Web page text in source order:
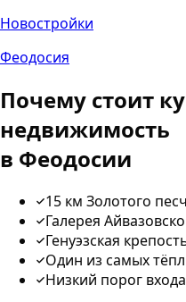
Новостройки
Феодосия
Почему стоит
недвижимость
в Феодосии
15 км Золотого
Галерея
Генуэзская
Один из самых
Низкий порог